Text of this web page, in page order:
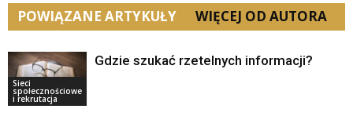
POWIĄZANE ARTYKUŁY WIĘCEJ OD AUTORA
Sieci
społecznościowe
i rekrutacja
Gdzie szukać rzetelnych informacji?